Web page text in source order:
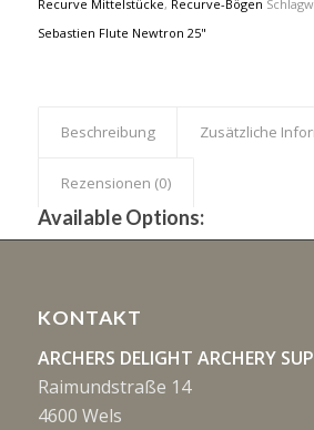
Recurve Mittelstücke, Recurve-Bögen
Sebastien Flute Newtron 25"
Beschreibung Zusätzliche
Rezensionen (0)
Available Options:
KONTAKT
ARCHERS DELIGHT ARCHERY
Raimundstraße 14
4600 Wels